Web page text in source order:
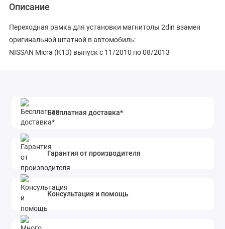
Описание
Переходная рамка для установки магнитолы 2din взамен
оригинальной штатной в автомобиль:
NISSAN Micra (K13) выпуск с 11/2010 по 08/2013
Бесплатная доставка*
Гарантия от производителя
Консультация и помощь